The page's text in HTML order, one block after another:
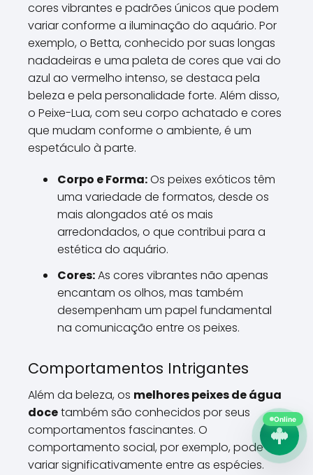
cores vibrantes e padrões únicos que podem
variar conforme a iluminação do aquário. Por
exemplo, o Betta, conhecido por suas longas
nadadeiras e uma paleta de cores que vai do
azul ao vermelho intenso, se destaca pela
beleza e pela personalidade forte. Além disso,
o Peixe-Lua, com seu corpo achatado e cores
que mudam conforme o ambiente, é um
espetáculo à parte.
Corpo e Forma:Os peixes exóticos têm
uma variedade de formatos, desde os
mais alongados até os mais
arredondados, o que contribui para a
estética do aquário.
Cores:As cores vibrantes não apenas
encantam os olhos, mas também
desempenham um papel fundamental
na comunicação entre os peixes.
Comportamentos Intrigantes
Além da beleza, os melhores peixes de água
docetambém são conhecidos por seus
comportamentos fascinantes. O
comportamento social, por exemplo, pode
variar significativamente entre as espécies.
Online